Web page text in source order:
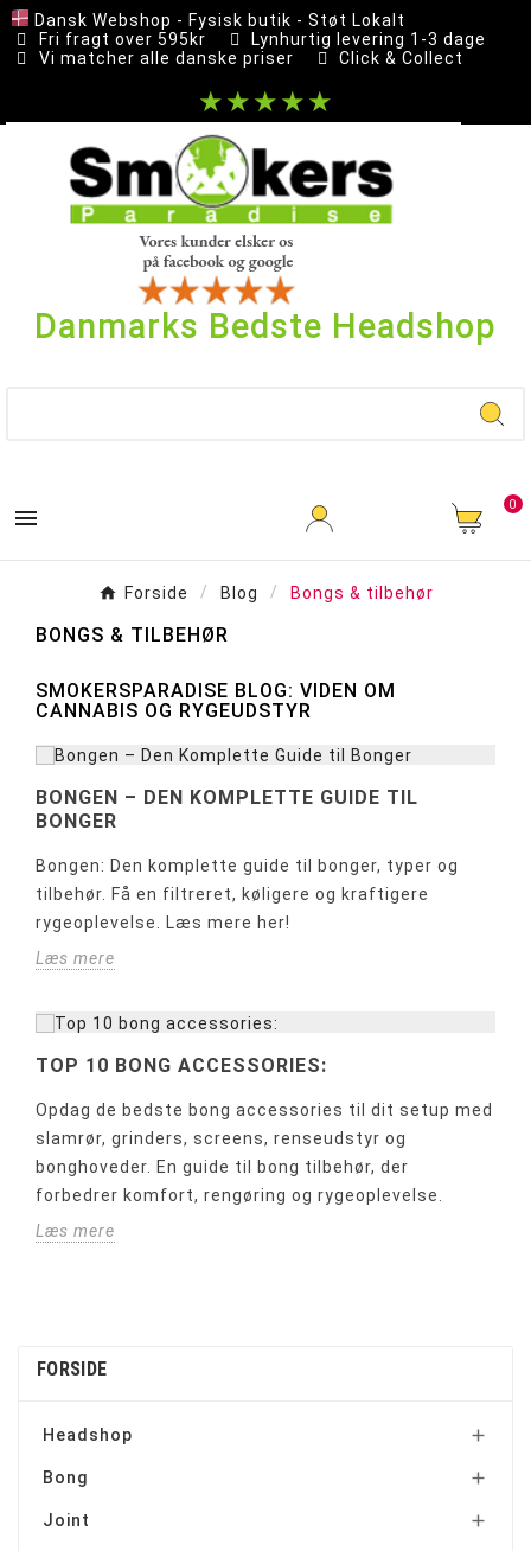
Dansk Webshop - Fysisk butik - Støt Lokalt
Fri fragt over 595kr
Lynhurtig levering 1-3 dage
Vi matcher alle danske priser
Click & Collect
★★★★★
Danmarks Bedste Headshop
 0
Forside Blog Bongs & tilbehør
BONGS & TILBEHØR
SMOKERSPARADISE BLOG: VIDEN OM
CANNABIS OG RYGEUDSTYR
BONGEN – DEN KOMPLETTE GUIDE TIL
BONGER
Bongen: Den komplette guide til bonger, typer og
tilbehør. Få en filtreret, køligere og kraftigere
rygeoplevelse. Læs mere her!
Læs mere
TOP 10 BONG ACCESSORIES:
Opdag de bedste bong accessories til dit setup med
slamrør, grinders, screens, renseudstyr og
bonghoveder. En guide til bong tilbehør, der
forbedrer komfort, rengøring og rygeoplevelse.
Læs mere
FORSIDE
Headshop 
Bong 
Joint 